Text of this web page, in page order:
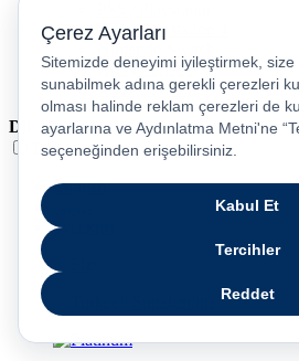
PS4 / Playstation 4
Nintendo Switch
Xbox Series S
Xbox Series X
Dil
Türkçe
English
русский